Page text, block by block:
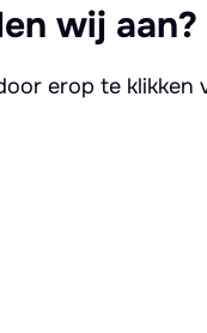
wij aan?
erop te klikken